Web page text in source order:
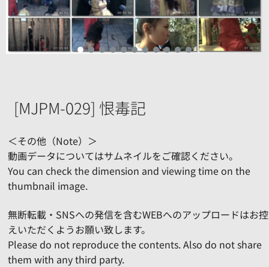
[MJPM-029] 恨毒記
＜その他（Note）＞
動画データについてはサムネイルをご確認ください。
You can check the dimension and viewing time on the
thumbnail image.
無断転載・SNSへの発信を含むWEBへのアップロードはお控
えいただくようお願い致します。
Please do not reproduce the contents. Also do not share
them with any third party.